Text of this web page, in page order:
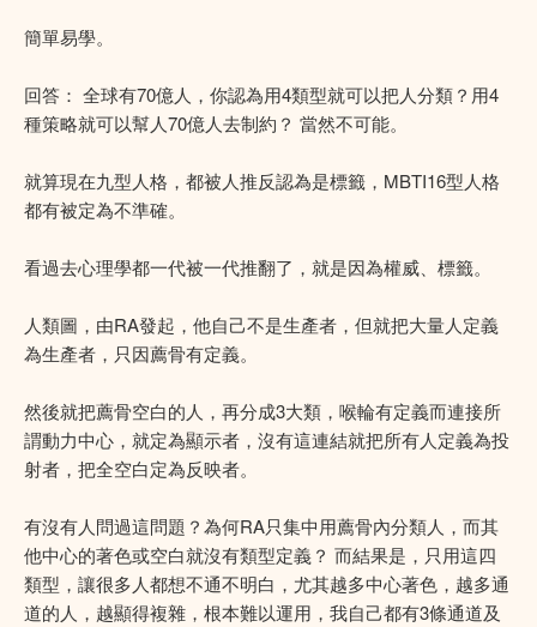
簡單易學。
回答： 全球有70億人，你認為用4類型就可以把人分類？用4
種策略就可以幫人70億人去制約？ 當然不可能。
就算現在九型人格，都被人推反認為是標籤，MBTI16型人格
都有被定為不準確。
看過去心理學都一代被一代推翻了，就是因為權威、標籤。
人類圖，由RA發起，他自己不是生產者，但就把大量人定義
為生產者，只因薦骨有定義。
然後就把薦骨空白的人，再分成3大類，喉輪有定義而連接所
謂動力中心，就定為顯示者，沒有這連結就把所有人定義為投
射者，把全空白定為反映者。
有沒有人問過這問題？為何RA只集中用薦骨內分類人，而其
他中心的著色或空白就沒有類型定義？ 而結果是，只用這四
類型，讓很多人都想不通不明白，尤其越多中心著色，越多通
道的人，越顯得複雜，根本難以運用，我自己都有3條通道及